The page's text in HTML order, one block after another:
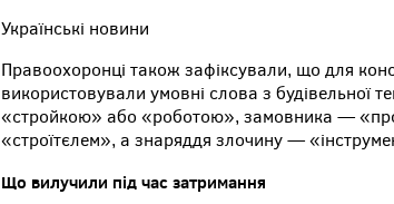
Українські новини
Правоохоронці також зафіксували, що для
використовували умовні слова з будівельної
«стройкою» або «роботою», замовника —
«строїтєлем», а знаряддя злочину —
Що вилучили під час затримання